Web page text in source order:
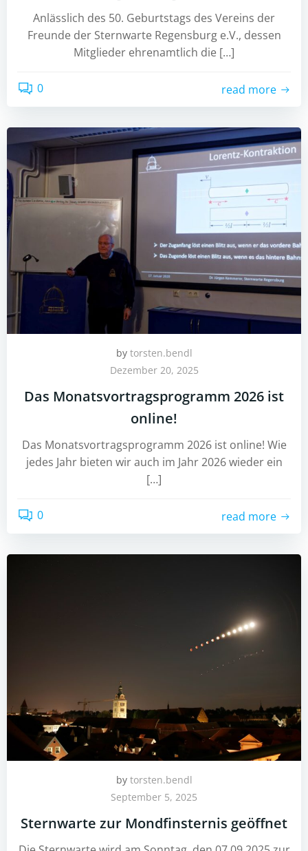
Anlässlich des 50. Geburtstags des Vereins der
Freunde der Sternwarte Regensburg e.V., dessen
Mitglieder ehrenamtlich die […]
0 read more
by torsten.bendl
Dezember 20, 2025
Das Monatsvortragsprogramm 2026 ist
online!
Das Monatsvortragsprogramm 2026 ist online! Wie
jedes Jahr bieten wir auch im Jahr 2026 wieder ein
[…]
0 read more
by torsten.bendl
September 5, 2025
Sternwarte zur Mondfinsternis geöffnet